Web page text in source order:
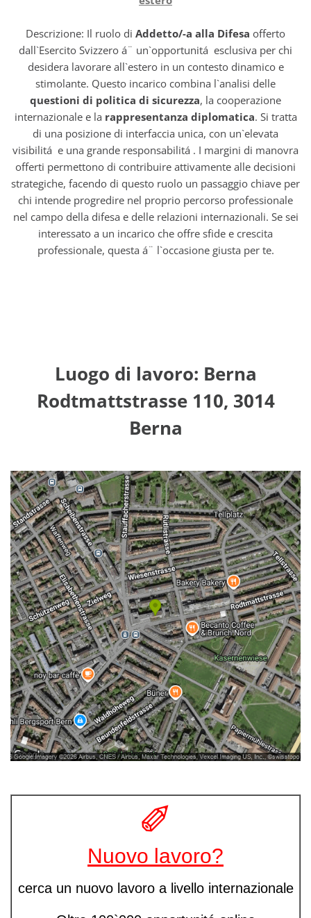
Descrizione: Il ruolo di Addetto/-a alla Difesa offerto
dall`Esercito Svizzero á¨ un`opportunitá esclusiva per chi
desidera lavorare all`estero in un contesto dinamico e
stimolante. Questo incarico combina l`analisi delle
questioni di politica di sicurezza, la cooperazione
internazionale e la rappresentanza diplomatica. Si tratta
di una posizione di interfaccia unica, con un`elevata
visibilitá e una grande responsabilitá . I margini di manovra
offerti permettono di contribuire attivamente alle decisioni
strategiche, facendo di questo ruolo un passaggio chiave per
chi intende progredire nel proprio percorso professionale
nel campo della difesa e delle relazioni internazionali. Se sei
interessato a un incarico che offre sfide e crescita
professionale, questa á¨ l`occasione giusta per te.
Luogo di lavoro: Berna
Rodtmattstrasse 110, 3014
Berna